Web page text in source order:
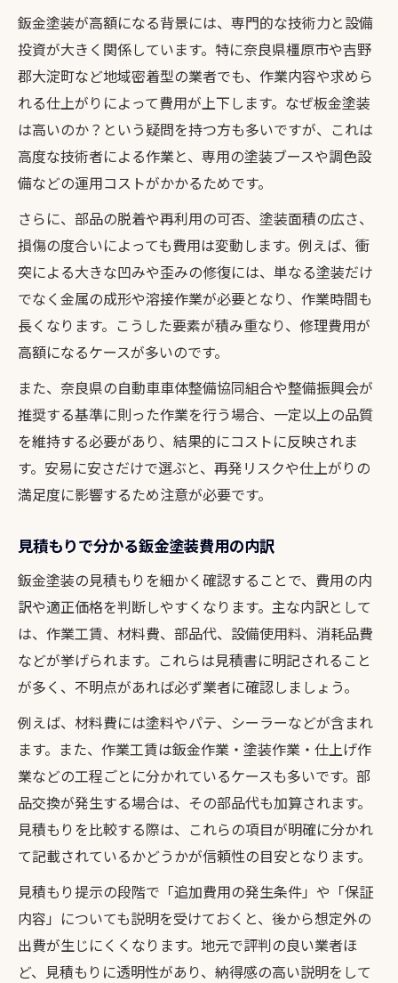
鈑金塗装が高額になる背景には、専門的な技術力と設備
投資が大きく関係しています。特に奈良県橿原市や吉野
郡大淀町など地域密着型の業者でも、作業内容や求めら
れる仕上がりによって費用が上下します。なぜ板金塗装
は高いのか？という疑問を持つ方も多いですが、これは
高度な技術者による作業と、専用の塗装ブースや調色設
備などの運用コストがかかるためです。
さらに、部品の脱着や再利用の可否、塗装面積の広さ、
損傷の度合いによっても費用は変動します。例えば、衝
突による大きな凹みや歪みの修復には、単なる塗装だけ
でなく金属の成形や溶接作業が必要となり、作業時間も
長くなります。こうした要素が積み重なり、修理費用が
高額になるケースが多いのです。
また、奈良県の自動車車体整備協同組合や整備振興会が
推奨する基準に則った作業を行う場合、一定以上の品質
を維持する必要があり、結果的にコストに反映されま
す。安易に安さだけで選ぶと、再発リスクや仕上がりの
満足度に影響するため注意が必要です。
見積もりで分かる鈑金塗装費用の内訳
鈑金塗装の見積もりを細かく確認することで、費用の内
訳や適正価格を判断しやすくなります。主な内訳として
は、作業工賃、材料費、部品代、設備使用料、消耗品費
などが挙げられます。これらは見積書に明記されること
が多く、不明点があれば必ず業者に確認しましょう。
例えば、材料費には塗料やパテ、シーラーなどが含まれ
ます。また、作業工賃は鈑金作業・塗装作業・仕上げ作
業などの工程ごとに分かれているケースも多いです。部
品交換が発生する場合は、その部品代も加算されます。
見積もりを比較する際は、これらの項目が明確に分かれ
て記載されているかどうかが信頼性の目安となります。
見積もり提示の段階で「追加費用の発生条件」や「保証
内容」についても説明を受けておくと、後から想定外の
出費が生じにくくなります。地元で評判の良い業者ほ
ど、見積もりに透明性があり、納得感の高い説明をして